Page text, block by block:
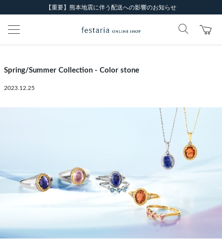
【重要】熊本地震に伴う配送への影響のお知らせ
Spring/Summer Collection - Color stone
2023.12.25